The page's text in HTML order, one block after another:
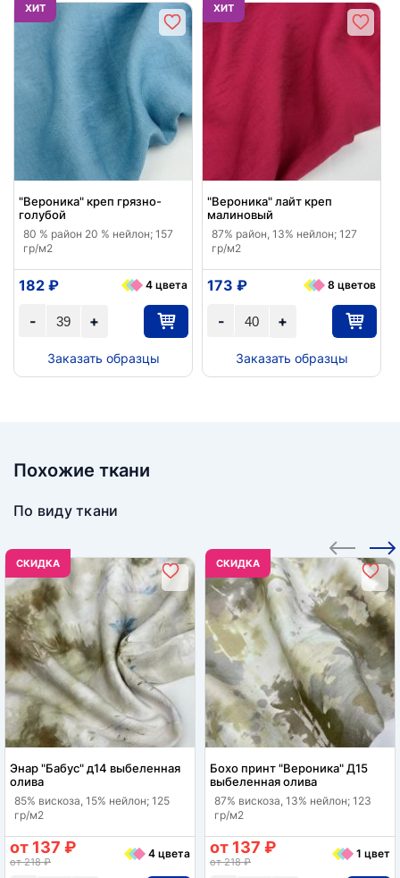
ХИТ
"Вероника" креп грязно-
голубой
80 % район 20 % нейлон; 157
гр/м2
+
-
182 ₽ 4 цвета
Заказать образцы
ХИТ
"Вероника" лайт креп
малиновый
87% район, 13% нейлон; 127
гр/м2
+
-
173 ₽ 8 цветов
Заказать образцы
Похожие ткани
По виду ткани
CКИДКА
Энар "Бабус" д14 выбеленная
олива
85% вискоза, 15% нейлон; 125
гр/м2
от 137 ₽
от 218 ₽
4 цвета
CКИДКА
Бохо принт "Вероника" Д15
выбеленная олива
87% вискоза, 13% нейлон; 123
гр/м2
от 137 ₽
от 218 ₽
1 цвет